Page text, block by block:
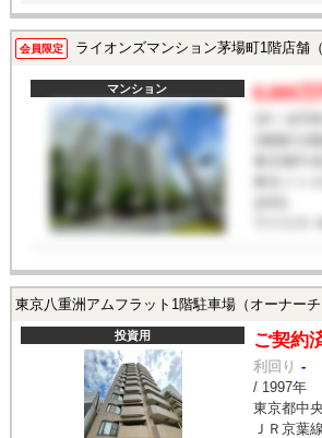
会員限定 ライオンズマンション茅場町1階店舗（
マンション 8,800万
1階階/11階
東京メト
東京八重洲アムフラット1階駐車場（オーナーチ
投資用 ご契約
利回り -
/ 1997年
東京都中
ＪＲ京葉